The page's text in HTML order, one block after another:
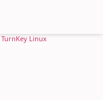
TurnKey Linux